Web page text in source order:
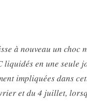
à nouveau un choc
en une seule
impliquées dans
et du 4 juillet,